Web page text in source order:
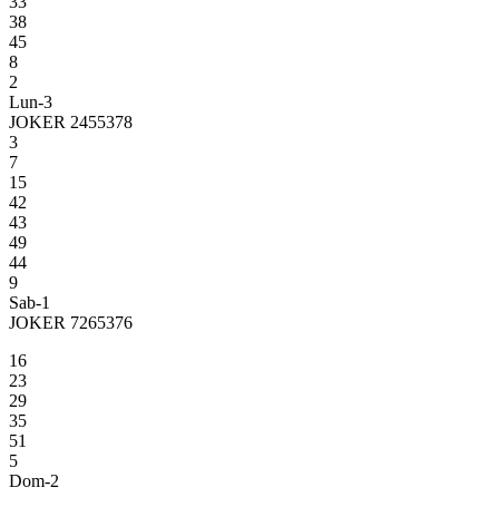
38
45
8
2
Lun-3
JOKER 2455378
3
7
15
42
43
49
44
9
Sab-1
JOKER 7265376
16
23
29
35
51
5
Dom-2